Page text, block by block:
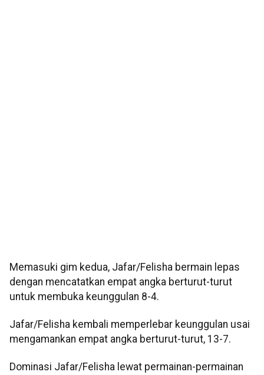
Memasuki gim kedua, Jafar/Felisha bermain lepas
dengan mencatatkan empat angka berturut-turut
untuk membuka keunggulan 8-4.
Jafar/Felisha kembali memperlebar keunggulan usai
mengamankan empat angka berturut-turut, 13-7.
Dominasi Jafar/Felisha lewat permainan-permainan